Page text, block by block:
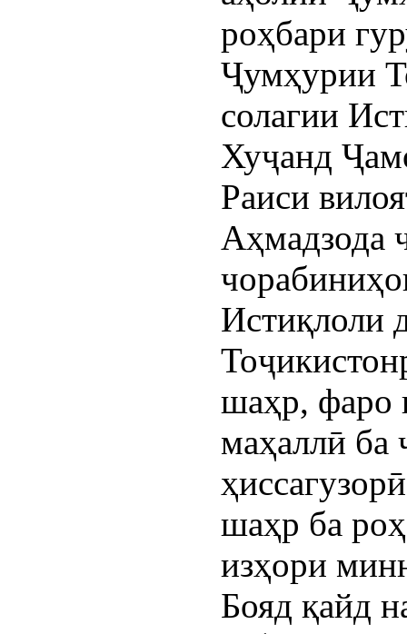
роҳбари
Ҷумҳурии
солагии
Хуҷанд
Раиси
Аҳмадзода
Истиқлоли
шаҳр, фаро
маҳаллӣ ба
шаҳр ба
изҳори
Бояд қайд